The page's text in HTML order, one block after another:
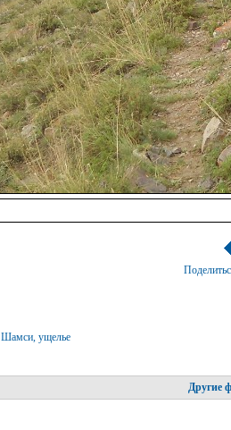
Шамси, ущелье
Другие